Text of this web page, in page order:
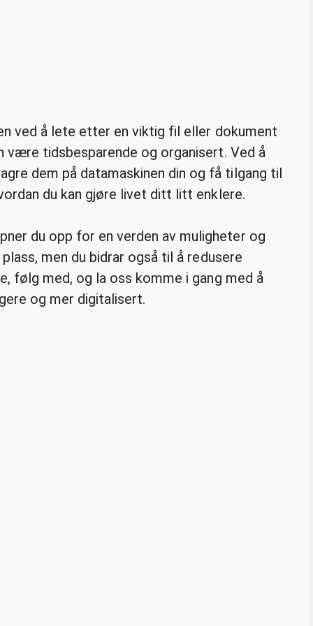
ved å lete etter en viktig fil eller dokument
være tidsbesparende og organisert. Ved å
dem på datamaskinen din og få tilgang til
du kan gjøre livet ditt litt enklere.
du opp for en verden av muligheter og
men du bidrar også til å redusere
med, og la oss komme i gang med å
og mer digitalisert.